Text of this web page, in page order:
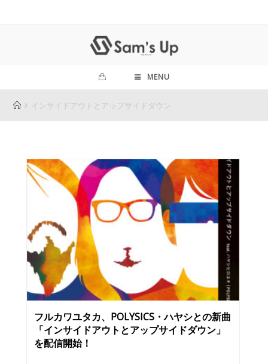
MENU
インサイドアウトとアップサイドダウン
フルカワユタカ、POLYSICS・ハヤシとの新曲
「インサイドアウトとアップサイドダウン」
を配信開始！